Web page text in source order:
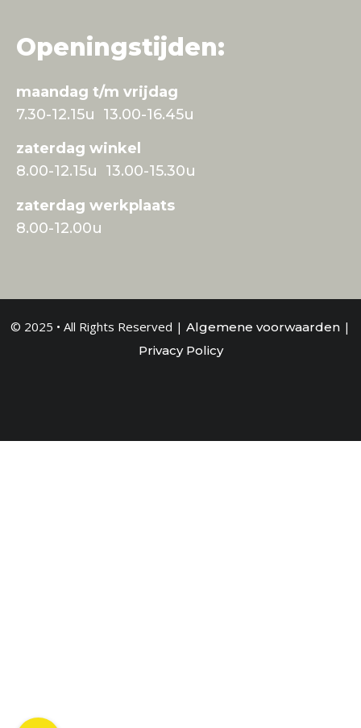
Openingstijden:
maandag t/m vrijdag
7.30-12.15u 13.00-16.45u
zaterdag winkel
8.00-12.15u 13.00-15.30u
zaterdag werkplaats
8.00-12.00u
© 2025 • All Rights Reserved | Algemene voorwaarden |
Privacy Policy